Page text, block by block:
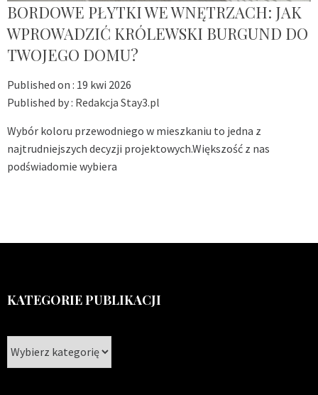
BORDOWE PŁYTKI WE WNĘTRZACH: JAK
WPROWADZIĆ KRÓLEWSKI BURGUND DO
TWOJEGO DOMU?
Published on : 19 kwi 2026
Published by : Redakcja Stay3.pl
Wybór koloru przewodniego w mieszkaniu to jedna z
najtrudniejszych decyzji projektowych.Większość z nas
podświadomie wybiera
KATEGORIE PUBLIKACJI
publikacji